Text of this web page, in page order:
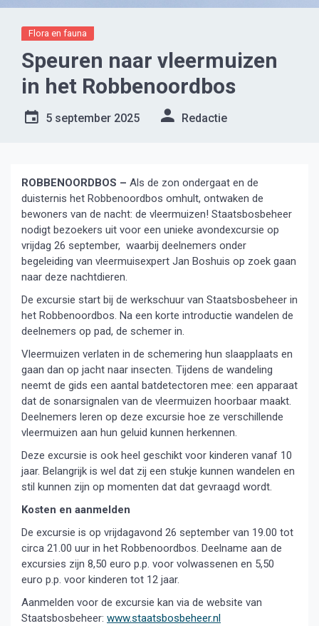
Flora en fauna
Speuren naar vleermuizen
in het Robbenoordbos
5 september 2025 Redactie
ROBBENOORDBOS – Als de zon ondergaat en de
duisternis het Robbenoordbos omhult, ontwaken de
bewoners van de nacht: de vleermuizen! Staatsbosbeheer
nodigt bezoekers uit voor een unieke avondexcursie op
vrijdag 26 september, waarbij deelnemers onder
begeleiding van vleermuisexpert Jan Boshuis op zoek gaan
naar deze nachtdieren.
De excursie start bij de werkschuur van Staatsbosbeheer in
het Robbenoordbos. Na een korte introductie wandelen de
deelnemers op pad, de schemer in.
Vleermuizen verlaten in de schemering hun slaapplaats en
gaan dan op jacht naar insecten. Tijdens de wandeling
neemt de gids een aantal batdetectoren mee: een apparaat
dat de sonarsignalen van de vleermuizen hoorbaar maakt.
Deelnemers leren op deze excursie hoe ze verschillende
vleermuizen aan hun geluid kunnen herkennen.
Deze excursie is ook heel geschikt voor kinderen vanaf 10
jaar. Belangrijk is wel dat zij een stukje kunnen wandelen en
stil kunnen zijn op momenten dat dat gevraagd wordt.
Kosten en aanmelden
De excursie is op vrijdagavond 26 september van 19.00 tot
circa 21.00 uur in het Robbenoordbos. Deelname aan de
excursies zijn 8,50 euro p.p. voor volwassenen en 5,50
euro p.p. voor kinderen tot 12 jaar.
Aanmelden voor de excursie kan via de website van
Staatsbosbeheer: www.staatsbosbeheer.nl